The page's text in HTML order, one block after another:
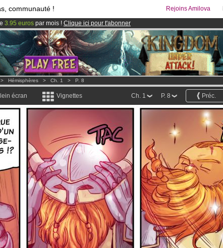
communauté ! Rejoins Amilova
3.95 euros par mois ! Clique ici pour t'abonner
& Mangas!
lancé
Hémisphères > Ch. 1 > P. 8
écran Vignettes Préc.
P. 8
Ch. 1